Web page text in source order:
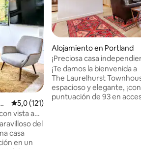
Calificación promedio: 5,0 de 5. 121
5,0 (121)
vista a
del
casa
en un
Alojamiento en Portland
¡Preciosa casa
Laurelhurst, transitable a
¡Te damos la bienvenida a
The Laurelhurst
espacioso y elegante,
puntuación de 93 en